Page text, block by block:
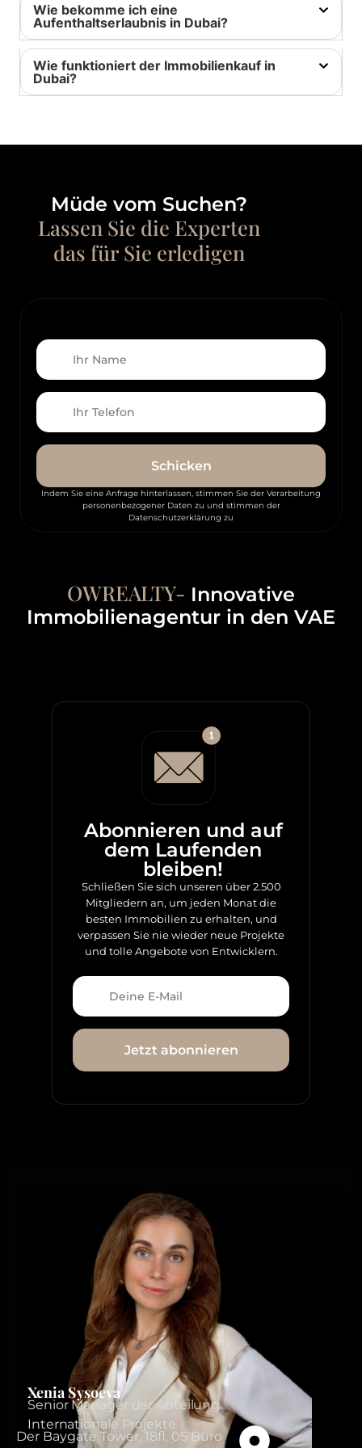
Wie bekomme ich eine
Aufenthaltserlaubnis in Dubai?
Wie funktioniert der Immobilienkauf in
Dubai?
Müde vom Suchen?
Lassen Sie die Experten
das für Sie erledigen
Schicken
Indem Sie eine Anfrage hinterlassen, stimmen Sie der Verarbeitung
personenbezogener Daten zu und stimmen der
Datenschutzerklärung zu
OWREALTY- Innovative
Immobilienagentur in den VAE
Abonnieren und auf
dem Laufenden
bleiben!
Schließen Sie sich unseren über 2.500
Mitgliedern an, um jeden Monat die
besten Immobilien zu erhalten, und
verpassen Sie nie wieder neue Projekte
und tolle Angebote von Entwicklern.
Jetzt abonnieren
Xenia Sysoeva
Senior Manager der Abteilung
Internationale Projekte
Der Baygate Tower, 18fl. 05 Büro